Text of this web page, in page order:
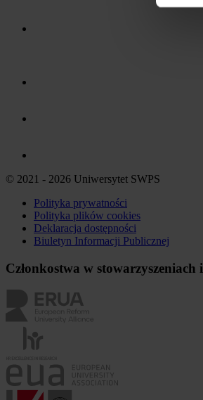
© 2021 - 2026 Uniwersytet SWPS
Polityka prywatności
Polityka plików cookies
Deklaracja dostępności
Biuletyn Informacji Publicznej
Członkostwa w